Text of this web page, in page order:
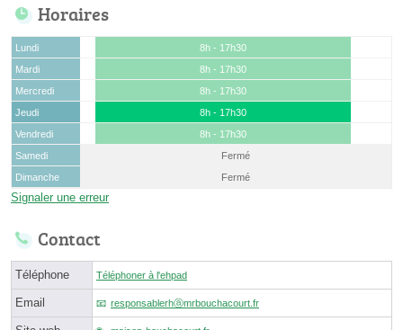
Horaires
Lundi
8h - 17h30
Mardi
8h - 17h30
Mercredi
8h - 17h30
Jeudi
8h - 17h30
Vendredi
8h - 17h30
Samedi
Fermé
Dimanche
Fermé
Signaler une erreur
Contact
Téléphone Téléphoner à l'ehpad
Email responsablerhⓐmrbouchacourt.fr